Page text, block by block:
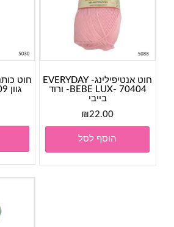
חוט אנטיפילינג- EVERYDAY
BEBE LUX- 70404- ורוד
בייבי
₪22.00
הוסף לסל
גוון 105-09- סגול בהיר